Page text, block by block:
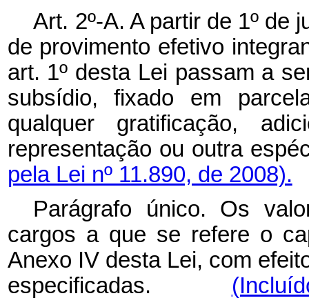
Art. 2º-A. A partir de 1º de
de provimento efetivo
art. 1º desta Lei passam a
subsídio, fixado em
qualquer gratificação,
representação ou outra
pela Lei nº 11.890, de 2008).
Parágrafo único. Os
cargos a que se refere o
Anexo IV desta Lei, com
especificadas.